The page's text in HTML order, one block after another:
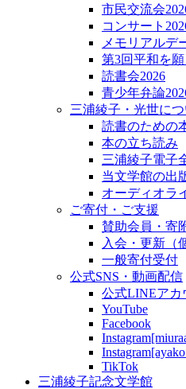
市民交流会
コンサート
メモリアルデ
第3回平和を
読書会2026
青少年弁論
三浦綾子・光世につ
読書のための
本の立ち読み
三浦綾子電子
当文学館の出
オーディオラ
ご寄付・ご支援
賛助会員・寄
入会・更新（
一般寄付受付
公式SNS・動画配信
公式LINEアカ
YouTube
Facebook
TikTok
三浦綾子記念文学館